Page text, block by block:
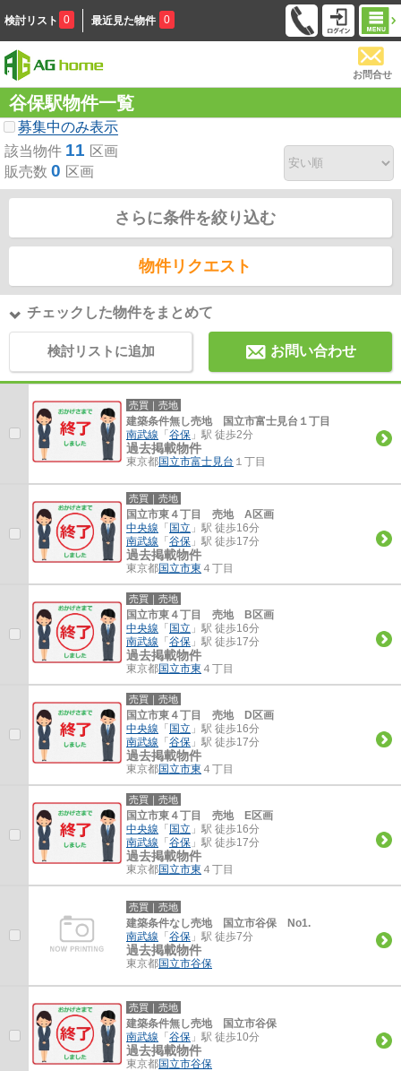
検討リスト 0 最近見た物件 0
お問合せ
谷保駅物件一覧
募集中のみ表示
該当物件 11 区画
販売数 0 区画
さらに条件を絞り込む
物件リクエスト
チェックした物件をまとめて
検討リストに追加 お問い合わせ
売買｜売地
建築条件無し売地 国立市富士見台１丁目
南武線 「 谷保 」駅 徒歩2分
過去掲載物件
東京都国立市富士見台 １丁目
売買｜売地
国立市東４丁目 売地 A区画
中央線 「 国立 」駅 徒歩16分
南武線 「 谷保 」駅 徒歩17分
過去掲載物件
東京都国立市東 ４丁目
売買｜売地
国立市東４丁目 売地 B区画
中央線 「 国立 」駅 徒歩16分
南武線 「 谷保 」駅 徒歩17分
過去掲載物件
東京都国立市東 ４丁目
売買｜売地
国立市東４丁目 売地 D区画
中央線 「 国立 」駅 徒歩16分
南武線 「 谷保 」駅 徒歩17分
過去掲載物件
東京都国立市東 ４丁目
売買｜売地
国立市東４丁目 売地 E区画
中央線 「 国立 」駅 徒歩16分
南武線 「 谷保 」駅 徒歩17分
過去掲載物件
東京都国立市東 ４丁目
売買｜売地
建築条件なし売地 国立市谷保 No1.
南武線 「 谷保 」駅 徒歩7分
過去掲載物件
東京都国立市谷保
売買｜売地
建築条件無し売地 国立市谷保
南武線 「 谷保 」駅 徒歩10分
過去掲載物件
東京都国立市谷保